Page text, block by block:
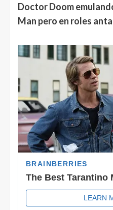
Doctor Doom
Man pero en roles